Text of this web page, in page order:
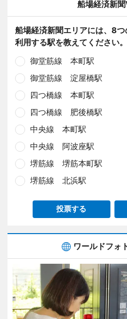
船場経済新
船場経済新聞エリアには、8
利用する駅を教えてください。
御堂筋線 本町駅
御堂筋線 淀屋橋駅
四つ橋線 本町駅
四つ橋線 肥後橋駅
中央線 本町駅
中央線 阿波座駅
堺筋線 堺筋本町駅
堺筋線 北浜駅
投票する
ワールドフォ